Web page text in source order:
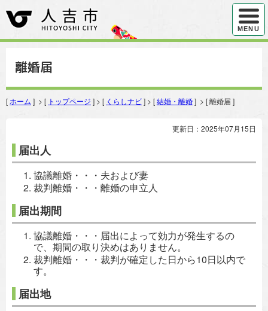
ハンバ
MENU
離婚届
[ ホーム ] > [ トップページ ] > [ くらしナビ] > [結婚・離婚] > [ 離婚届 ]
更新日：2025年07月15日
届出人
協議離婚・・・夫および妻
裁判離婚・・・離婚の申立人
届出期間
協議離婚・・・届出によって効力が発生するの
で、期間の取り決めはありません。
裁判離婚・・・裁判が確定した日から10日以内で
す。
届出地